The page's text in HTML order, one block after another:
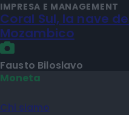
IMPRESA E MANAGEMENT
Coral Sul, la nave
Mozambico
Fausto Biloslavo
Moneta
Chi siamo